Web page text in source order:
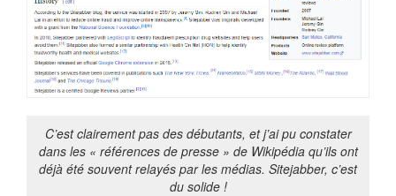
C’est clairement pas des débutants, et j’ai pu constater
dans les « références de presse » de Wikipédia qu’ils ont
déjà été souvent relayés par les médias. Sitejabber, c’est
du solide !